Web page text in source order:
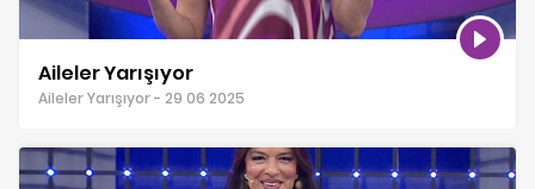
Aileler Yarışıyor
Aileler Yarışıyor - 29 06 2025